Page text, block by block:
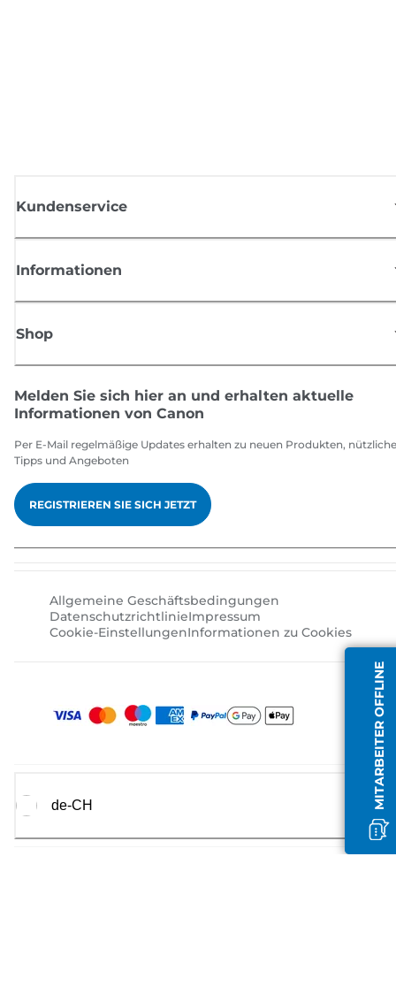
MITARBEITER OFFLINE
Kundenservice
Informationen
Shop
Melden Sie sich hier an und erhalten aktuelle
Informationen von Canon
Per E-Mail regelmäßige Updates erhalten zu neuen Produkten,
Tipps und Angeboten
REGISTRIEREN SIE SICH JETZT
Allgemeine Geschäftsbedingungen
DatenschutzrichtlinieImpressum
Cookie-EinstellungenInformationen zu Cookies
de-CH